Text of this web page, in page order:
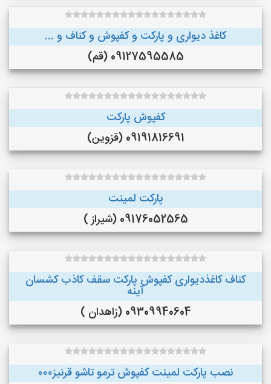
کاغذ دیواری و پارکت و کفپوش و کناف و ...
09127595585 (قم)
کفپوش پارکت
09191816691 (قزوین)
پارکت لمینت
09176052565 (شیراز )
کناف کاغذدیواری کفپوش پارکت سقف کاذب کشسان
آینه
09309940604 (زاهدان )
نصب پارکت لمینت کفپوش ترمو تاشو قرنیز۰۰۰